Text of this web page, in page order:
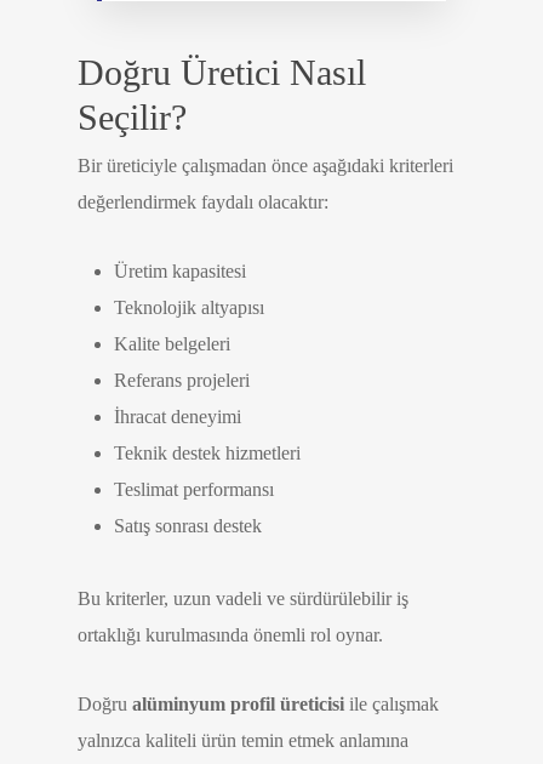
Doğru Üretici Nasıl
Seçilir?
Bir üreticiyle çalışmadan önce aşağıdaki kriterleri
değerlendirmek faydalı olacaktır:
Üretim kapasitesi
Teknolojik altyapısı
Kalite belgeleri
Referans projeleri
İhracat deneyimi
Teknik destek hizmetleri
Teslimat performansı
Satış sonrası destek
Bu kriterler, uzun vadeli ve sürdürülebilir iş
ortaklığı kurulmasında önemli rol oynar.
Doğru alüminyum profil üreticisi ile çalışmak
yalnızca kaliteli ürün temin etmek anlamına